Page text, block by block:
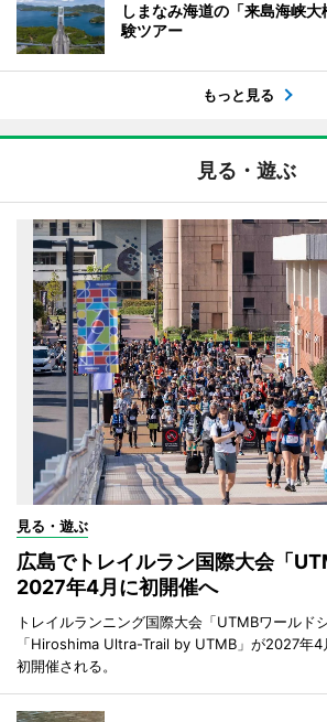
しまなみ海道の「来島海峡
験ツアー
もっと見る
見る・遊ぶ
見る・遊ぶ
広島でトレイルラン国際大会「
2027年4月に初開催へ
トレイルランニング国際大会「UTMBワールド
「Hiroshima Ultra-Trail by UTMB」が2027年4
初開催される。